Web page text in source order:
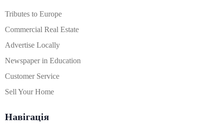
Tributes to Europe
Commercial Real Estate
Advertise Locally
Newspaper in Education
Customer Service
Sell Your Home
Навігація